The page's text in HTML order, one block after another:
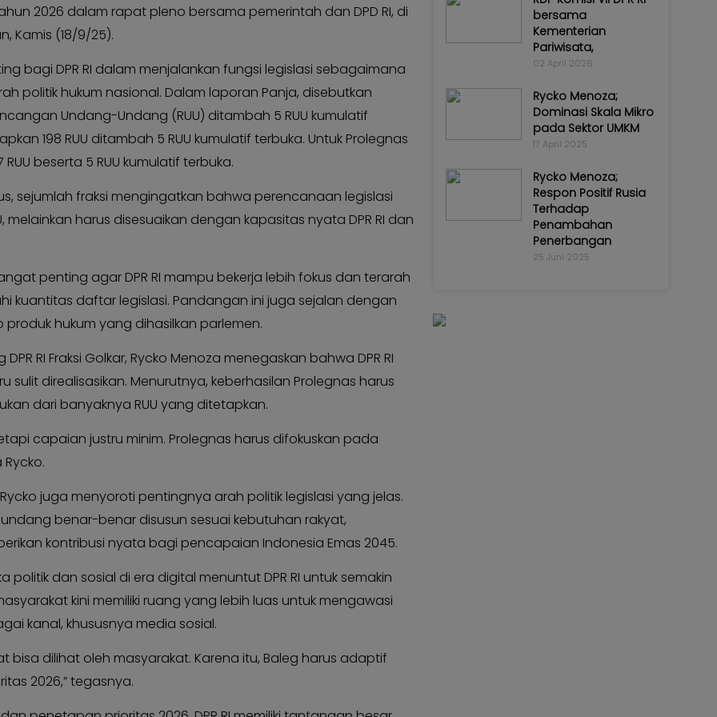
2026 dalam rapat pleno bersama pemerintah dan DPD RI, di
Kamis (18/9/25).
bagi DPR RI dalam menjalankan fungsi legislasi sebagaimana
politik hukum nasional. Dalam laporan Panja, disebutkan
Undang-Undang (RUU) ditambah 5 RUU kumulatif
198 RUU ditambah 5 RUU kumulatif terbuka. Untuk Prolegnas
beserta 5 RUU kumulatif terbuka.
sejumlah fraksi mengingatkan bahwa perencanaan legislasi
harus disesuaikan dengan kapasitas nyata DPR RI dan
penting agar DPR RI mampu bekerja lebih fokus dan terarah
kuantitas daftar legislasi. Pandangan ini juga sejalan dengan
hukum yang dihasilkan parlemen.
RI Fraksi Golkar, Rycko Menoza menegaskan bahwa DPR RI
direalisasikan. Menurutnya, keberhasilan Prolegnas harus
dari banyaknya RUU yang ditetapkan.
capaian justru minim. Prolegnas harus difokuskan pada
juga menyoroti pentingnya arah politik legislasi yang jelas.
benar-benar disusun sesuai kebutuhan rakyat,
kontribusi nyata bagi pencapaian Indonesia Emas 2045.
dan sosial di era digital menuntut DPR RI untuk semakin
kini memiliki ruang yang lebih luas untuk mengawasi
kanal, khususnya media sosial.
bisa dilihat oleh masyarakat. Karena itu, Baleg harus adaptif
2026,” tegasnya.
bersama
Kementerian
Pariwisata,
02 April 2026
Rycko Menoza;
Dominasi Skala Mikro
pada Sektor UMKM
17 April 2025
Rycko Menoza;
Respon Positif Rusia
Terhadap
Penambahan
Penerbangan
25 Juni 2025